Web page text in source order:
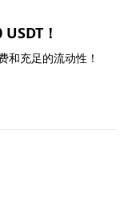
！
和充足的流动性！